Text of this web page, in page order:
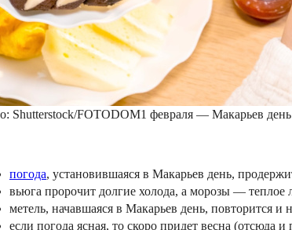
Shutterstock/FOTODOM1 февраля — Макарьев день
погода, установившаяся в Макарьев день,
вьюга пророчит долгие холода, а морозы — теплое
метель, начавшаяся в Макарьев день, повторится и
если погода ясная, то скоро придет весна (отсюда